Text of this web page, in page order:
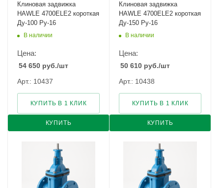
Клиновая задвижка
HAWLE 4700ELE2 короткая
Ду-100 Ру-16
В наличии
Цена:
54 650 руб./шт
Арт.: 10437
КУПИТЬ
КУПИТЬ В 1 КЛИК
Клиновая задвижка
HAWLE 4700ELE2 короткая
Ду-150 Ру-16
В наличии
Цена:
50 610 руб./шт
Арт.: 10438
КУПИТЬ
КУПИТЬ В 1 КЛИК